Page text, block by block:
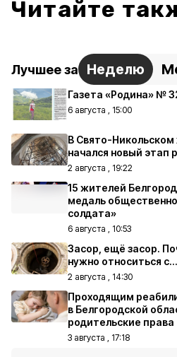
Читайте
Лучшее за Неделю
Газета «Родина» №
6 августа , 15:00
В Свято-Никольском
начался новый этап
2 августа , 19:22
15 жителей
медаль
солдата»
6 августа , 10:53
Засор, ещё засор.
нужно относиться
2 августа , 14:30
Проходящим
в Белгородской
родительские права
3 августа , 17:18